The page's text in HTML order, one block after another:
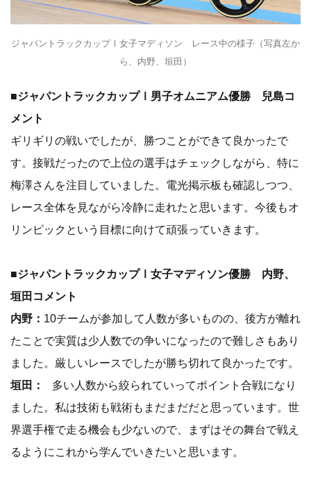
ジャパントラックカップⅠ女子マディソン レース中の様子（写真左か
ら、内野、垣田）
■ジャパントラックカップⅠ男子オムニアム優勝 兒島コ
メント
ギリギリの戦いでしたが、勝つことができて良かったで
す。接戦だったので上位の選手はチェックしながら、特に
梅澤さんを注目していました。電光掲示板も確認しつつ、
レース全体を見ながら冷静に走れたと思います。今後もオ
リンピックという目標に向けて頑張っていきます。
■ジャパントラックカップⅠ女子マディソン優勝 内野、
垣田コメント
内野： 10チームが参加して人数が多いものの、後方が離れ
たことで実質は少人数での争いになったので難しさもあり
ました。厳しいレースでしたが勝ち切れて良かったです。
垣田：
多い人数から絞られていってポイント合戦になり
ました。私は技術も戦術もまだまだだと思っています。世
界選手権で走る機会も少ないので、まずはその舞台で戦え
るようにこれから学んでいきたいと思います。